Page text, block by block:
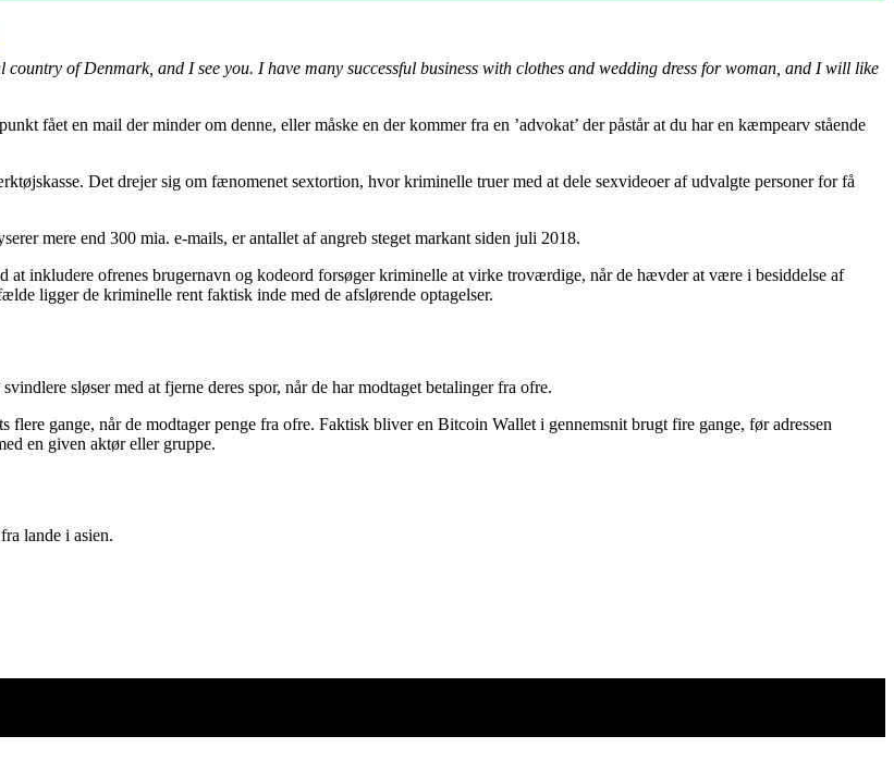
of Denmark, and I see you. I have many successful business with clothes and wedding dress for woman, and I will like
fået en mail der minder om denne, eller måske en der kommer fra en ’advokat’ der påstår at du har en kæmpearv stående
Det drejer sig om fænomenet sextortion, hvor kriminelle truer med at dele sexvideoer af udvalgte personer for få
mere end 300 mia. e-mails, er antallet af angreb steget markant siden juli 2018.
inkludere ofrenes brugernavn og kodeord forsøger kriminelle at virke troværdige, når de hævder at være i besiddelse af
ligger de kriminelle rent faktisk inde med de afslørende optagelser.
sløser med at fjerne deres spor, når de har modtaget betalinger fra ofre.
gange, når de modtager penge fra ofre. Faktisk bliver en Bitcoin Wallet i gennemsnit brugt fire gange, før adressen
en given aktør eller gruppe.
lande i asien.